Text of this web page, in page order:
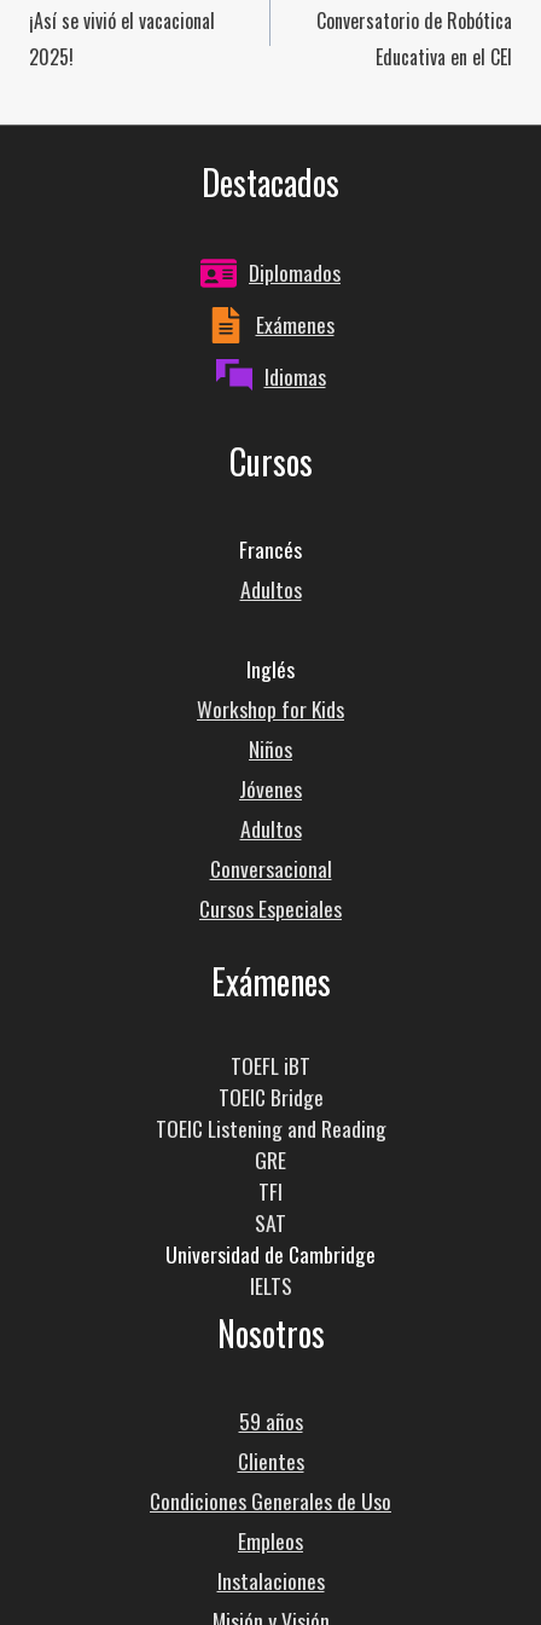
de
entradas
¡Así se vivió el vacacional
2025!
Conversatorio de Robótica
Educativa en el CEI
Destacados
Diplomados
Exámenes
Idiomas
Cursos
Francés
Adultos
Inglés
Workshop for Kids
Niños
Jóvenes
Adultos
Conversacional
Cursos Especiales
Exámenes
TOEFL iBT
TOEIC Bridge
TOEIC Listening and Reading
GRE
TFI
SAT
Universidad de Cambridge
IELTS
Nosotros
59 años
Clientes
Condiciones Generales de Uso
Empleos
Instalaciones